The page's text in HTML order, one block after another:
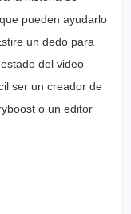
pueden ayudarlo
un dedo para
del video
ser un creador de
o un editor